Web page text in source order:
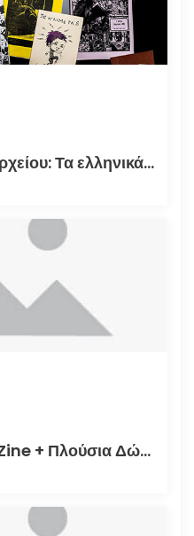
Εκδήλωση // Εκτός αρχείου: Τα ελληνικά φανζίν στην εποχή της τεκμηρίωσης (30.09.2021)
Δέκα Χρόνια Crucial Zine + Πλούσια Δώρα!